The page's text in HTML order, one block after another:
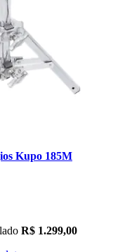
Kupo 185M
R$ 1.299,00